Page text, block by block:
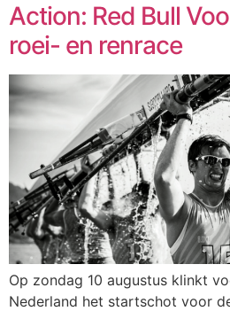
Action: Red Bull
roei- en renrace
Op zondag 10 augustus klinkt
Nederland het startschot voor